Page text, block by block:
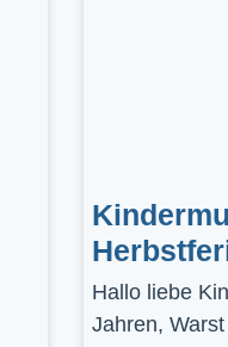
Hallo liebe
Jahren,